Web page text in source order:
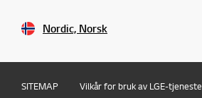
Nordic, Norsk
SITEMAP Vilkår for bruk av LGE-